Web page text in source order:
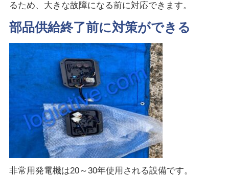
るため、大きな故障になる前に対応できます。
部品供給終了前に対策ができる
非常用発電機は20～30年使用される設備です。